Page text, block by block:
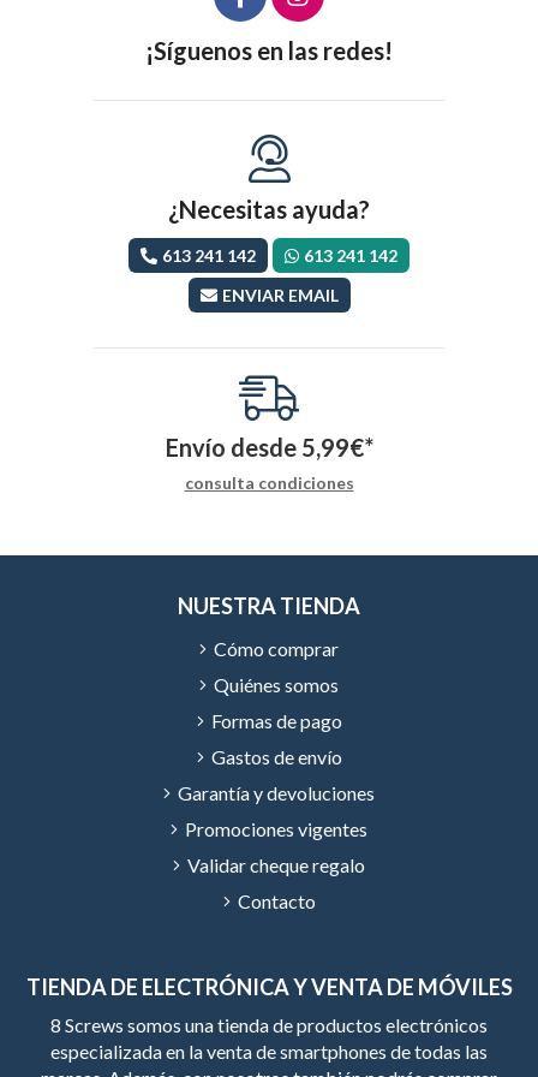
¡Síguenos en las redes!
¿Necesitas ayuda?
613 241 142
613 241 142
ENVIAR EMAIL
Envío desde 5,99€*
consulta condiciones
TIENDA DE ELECTRÓNICA Y VENTA DE MÓVILES
8 Screws somos una tienda de productos electrónicos
especializada en la venta de smartphones de todas las
NUESTRA TIENDA
Cómo comprar
Quiénes somos
Formas de pago
Gastos de envío
Garantía y devoluciones
Promociones vigentes
Validar cheque regalo
Contacto